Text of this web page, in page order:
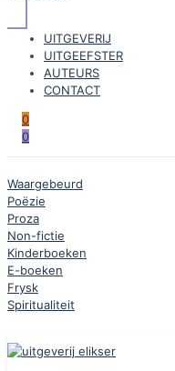
UITGEVERIJ
UITGEEFSTER
AUTEURS
CONTACT
0
0
Waargebeurd
Poëzie
Proza
Non-fictie
Kinderboeken
E-boeken
Frysk
Spiritualiteit